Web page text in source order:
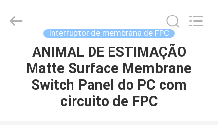
CASA
PRODUTOS
Membrane
Switch
Interruptor de membrana de FPC
ANIMAL DE ESTIMAÇÃO
Matte Surface Membrane
Switch Panel do PC com
circuito de FPC